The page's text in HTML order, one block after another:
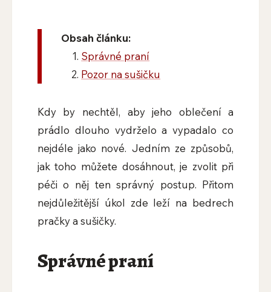
Obsah článku:
Správné praní
Pozor na sušičku
Kdy by nechtěl, aby jeho oblečení a
prádlo dlouho vydrželo a vypadalo co
nejdéle jako nové. Jedním ze způsobů,
jak toho můžete dosáhnout, je zvolit při
péči o něj ten správný postup. Přitom
nejdůležitější úkol zde leží na bedrech
pračky a sušičky.
Správné praní